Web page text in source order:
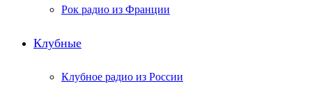
Рок радио из Франции
Клубные
Клубное радио из России